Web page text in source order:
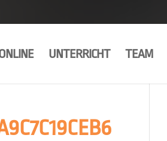
UNTERRICHT TEAM